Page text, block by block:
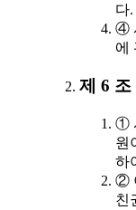
다.
④
에
제 6 조
①
원
하
②
친